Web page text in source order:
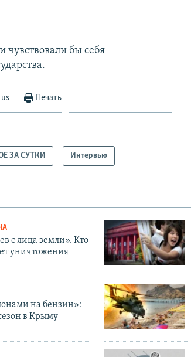
чувствовали бы себя
Печать
ЗА СУТКИ Интервью
с лица земли». Кто
уничтожения
на бензин»:
в Крыму